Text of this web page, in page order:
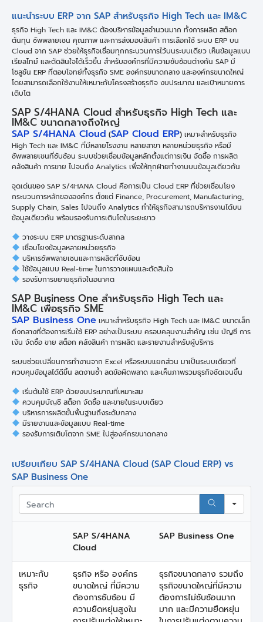
แนะนำระบบ ERP จาก SAP สำหรับธุรกิจ High Tech และ IM&C
ธุรกิจ High Tech และ IM&C ต้องบริหารข้อมูลจำนวนมาก ทั้งการผลิต สต็อก
ต้นทุน ซัพพลายเชน คุณภาพ และการส่งมอบสินค้า การเลือกใช้ ระบบ ERP บน
Cloud จาก SAP ช่วยให้ธุรกิจเชื่อมทุกกระบวนการไว้บนระบบเดียว เห็นข้อมูลแบบ
เรียลไทม์ และตัดสินใจได้เร็วขึ้น สำหรับองค์กรที่มีความซับซ้อนต่างกัน SAP มี
โซลูชัน ERP ที่ตอบโจทย์ทั้งธุรกิจ SME องค์กรขนาดกลาง และองค์กรขนาดใหญ่
โดยสามารถเลือกใช้งานให้เหมาะกับโครงสร้างธุรกิจ งบประมาณ และเป้าหมายการ
เติบโต
SAP S/4HANA Cloud สำหรับธุรกิจ High Tech และ
IM&C ขนาดกลางถึงใหญ่
SAP S/4HANA Cloud (SAP Cloud ERP) เหมาะสำหรับธุรกิจ
High Tech และ IM&C ที่มีหลายโรงงาน หลายสาขา หลายหน่วยธุรกิจ หรือมี
ซัพพลายเชนที่ซับซ้อน ระบบช่วยเชื่อมข้อมูลหลักตั้งแต่การเงิน จัดซื้อ การผลิต
คลังสินค้า การขาย ไปจนถึง Analytics เพื่อให้ทุกฝ่ายทำงานบนข้อมูลเดียวกัน
จุดเด่นของ SAP S/4HANA Cloud คือการเป็น Cloud ERP ที่ช่วยเชื่อมโยง
กระบวนการหลักขององค์กร ตั้งแต่ Finance, Procurement, Manufacturing,
Supply Chain, Sales ไปจนถึง Analytics ทำให้ธุรกิจสามารถบริหารงานได้บน
ข้อมูลเดียวกัน พร้อมรองรับการเติบโตในระยะยาว
วางระบบ ERP มาตรฐานระดับสากล
เชื่อมโยงข้อมูลหลายหน่วยธุรกิจ
บริหารซัพพลายเชนและการผลิตที่ซับซ้อน
ใช้ข้อมูลแบบ Real-time ในการวางแผนและตัดสินใจ
รองรับการขยายธุรกิจในอนาคต
SAP Business One สำหรับธุรกิจ High Tech และ
IM&C เพื่อธุรกิจ SME
SAP Business One เหมาะสำหรับธุรกิจ High Tech และ IM&C ขนาดเล็ก
ถึงกลางที่ต้องการเริ่มใช้ ERP อย่างเป็นระบบ ครอบคลุมงานสำคัญ เช่น บัญชี การ
เงิน จัดซื้อ ขาย สต็อก คลังสินค้า การผลิต และรายงานสำหรับผู้บริหาร
ระบบช่วยเปลี่ยนการทำงานจาก Excel หรือระบบแยกส่วน มาเป็นระบบเดียวที่
ควบคุมข้อมูลได้ดีขึ้น ลดงานซ้ำ ลดข้อผิดพลาด และเห็นภาพรวมธุรกิจชัดเจนขึ้น
เริ่มต้นใช้ ERP ด้วยงบประมาณที่เหมาะสม
ควบคุมบัญชี สต็อก จัดซื้อ และขายในระบบเดียว
บริหารการผลิตขั้นพื้นฐานถึงระดับกลาง
มีรายงานและข้อมูลแบบ Real-time
รองรับการเติบโตจาก SME ไปสู่องค์กรขนาดกลาง
เปรียบเทียบ SAP S/4HANA Cloud (SAP Cloud ERP) vs
SAP Business One
SAP S/4HANA
Cloud
SAP Business One
เหมาะกับ
ธุรกิจ
ธุรกิจ หรือ องค์กร
ขนาดใหญ่ ที่มีความ
ต้องการซับซ้อน มี
ความยืดหยุ่นสูงใน
ธุรกิจขนาดกลาง รวมถึง
ธุรกิจขนาดใหญ่ที่มีความ
ต้องการไม่ซับซ้อนมาก
มาก และมีความยืดหยุ่น